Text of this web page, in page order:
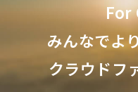
For
みんなでよ
クラウドフ